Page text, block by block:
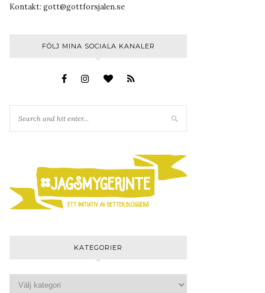
Kontakt: gott@gottforsjalen.se
FÖLJ MINA SOCIALA KANALER
KATEGORIER